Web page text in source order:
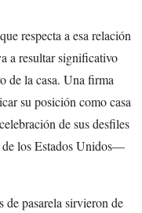
respecta a esa relación
a resultar significativo
de la casa. Una firma
su posición como casa
de sus desfiles
los Estados Unidos—
de pasarela sirvieron de